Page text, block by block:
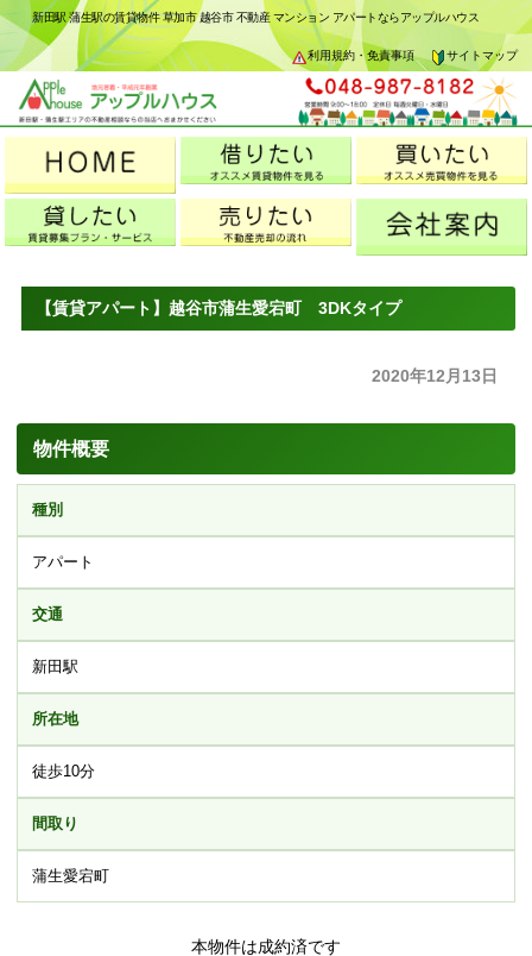
新田駅 蒲生駅の賃貸物件 草加市 越谷市 不動産 マンション アパートならアップルハウス
利用規約・免責事項 サイトマップ
【賃貸アパート】越谷市蒲生愛宕町 3DKタイプ
2020年12月13日
物件概要
種別
アパート
交通
新田駅
所在地
徒歩10分
間取り
蒲生愛宕町
本物件は成約済です